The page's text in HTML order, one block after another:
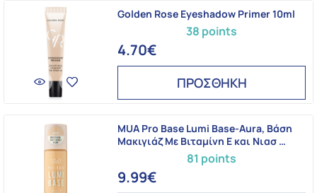
38 points
Golden Rose Eyeshadow Primer 10ml
4.70€
ΠΡΟΣΘΗΚΗ
81 points
MUA Pro Base Lumi Base-Aura, Βάση
Μακιγιάζ Mε Βιταμίνη E και Νιασ …
9.99€